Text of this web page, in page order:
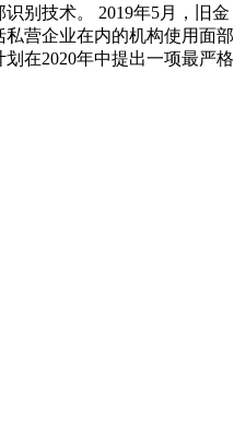
别技术。 2019年5月，旧金
营企业在内的机构使用面部
在2020年中提出一项最严格